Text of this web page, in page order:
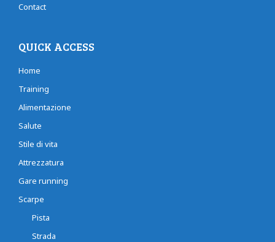
Contact
QUICK ACCESS
Home
Training
Alimentazione
Salute
Stile di vita
Attrezzatura
Gare running
Scarpe
Pista
Strada